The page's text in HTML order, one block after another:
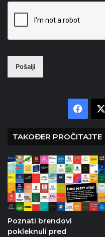
Pošalji
TAKOĐER PROČITAJTE
Poznati brendovi
pokleknuli pred